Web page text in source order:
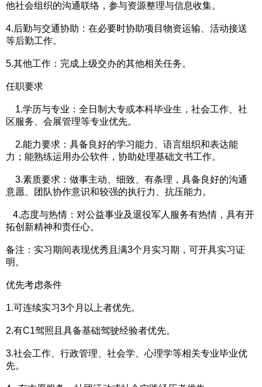
他社会组织的沟通联络，参与资源整理与信息收集。
4.后勤与交通协助：在必要时协助项目物资运输、活动接送
等后勤工作。
5.其他工作：完成上级交办的其他相关任务。
任职要求
1.学历与专业：全日制大专或本科毕业生，社会工作、社
区服务、会展管理等专业优先。
2.能力要求：具备良好的学习能力、语言组织和表达能
力；能熟练运用办公软件，协助处理基础文书工作。
3.素质要求：做事主动、细致、有条理，具备良好的沟通
意愿、团队协作意识和较强的执行力、抗压能力。
4.态度与热情：对公益事业及退役军人服务有热情，具有开
拓创新精神和责任心。
备注：实习期间表现优秀且满3个月实习期，可开具实习证
明。
优先考虑条件
1.可连续实习3个月以上者优先。
2.有C1驾照且具备基础驾驶经验者优先。
3.社会工作、行政管理、社会学、心理学等相关专业毕业优
先。